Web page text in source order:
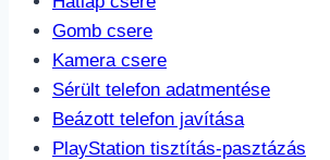
Gomb csere
Kamera csere
Sérült telefon adatmentése
Beázott telefon javítása
PlayStation tisztítás-pasztázás